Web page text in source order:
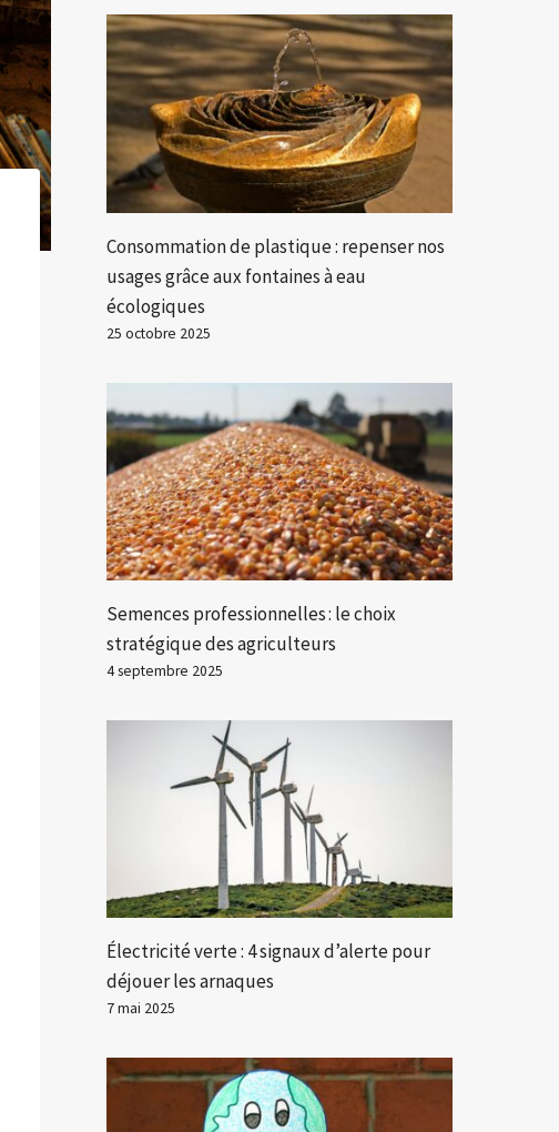
Consommation de plastique : repenser nos
usages grâce aux fontaines à eau
écologiques
25 octobre 2025
Semences professionnelles : le choix
stratégique des agriculteurs
4 septembre 2025
Électricité verte : 4 signaux d’alerte pour
déjouer les arnaques
7 mai 2025